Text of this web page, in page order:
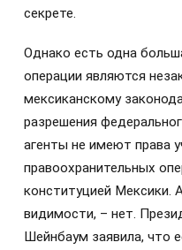
секрете.
Однако есть одна
операции являются
мексиканскому
разрешения
агенты не имеют права
правоохранительных
конституцией Мексики.
видимости, – нет.
Шейнбаум заявила, что